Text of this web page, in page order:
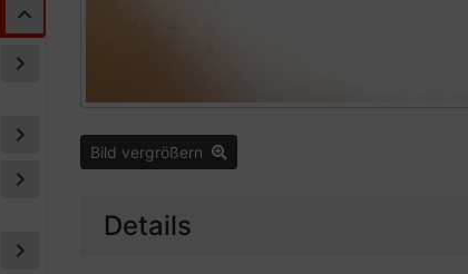
Bild vergrößern
Details